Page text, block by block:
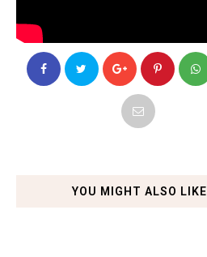
YOU MIGHT ALSO LIKE